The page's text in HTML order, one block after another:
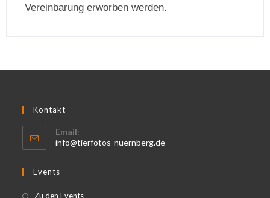
Vereinbarung erworben werden.
Kontakt
Email:
info@tierfotos-nuernberg.de
Events
Zu den Events